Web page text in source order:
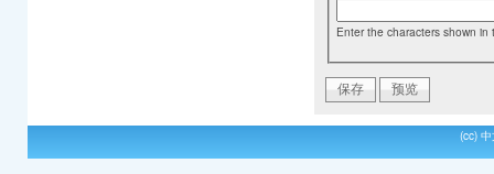
Enter the characters shown in
(cc)中